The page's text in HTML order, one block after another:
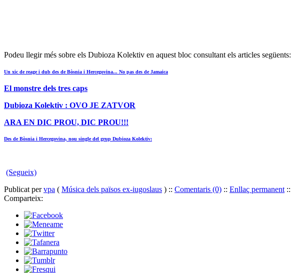
Podeu llegir més sobre els Dubioza Kolektiv en aquest bloc consultant els articles següents:
Un xic de reage i dub des de Bòsnia i Hercegovina... No pas des de Jamaica
El monstre dels tres caps
Dubioza Kolektiv : OVO JE ZATVOR
ARA EN DIC PROU, DIC PROU!!!
Des de Bòsnia i Hercegovina, nou single del grup Dubioza Kolektiv:
(Segueix)
Publicat pervpa ( Música dels països ex-iugoslaus ) :: Comentaris (0) :: Enllaç permanent ::
Comparteix: